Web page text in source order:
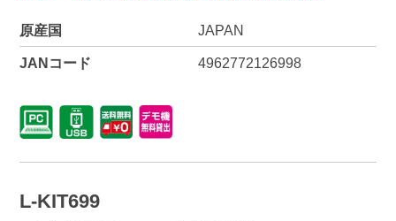
原産国 JAPAN
JANコード 4962772126998
L-KIT699